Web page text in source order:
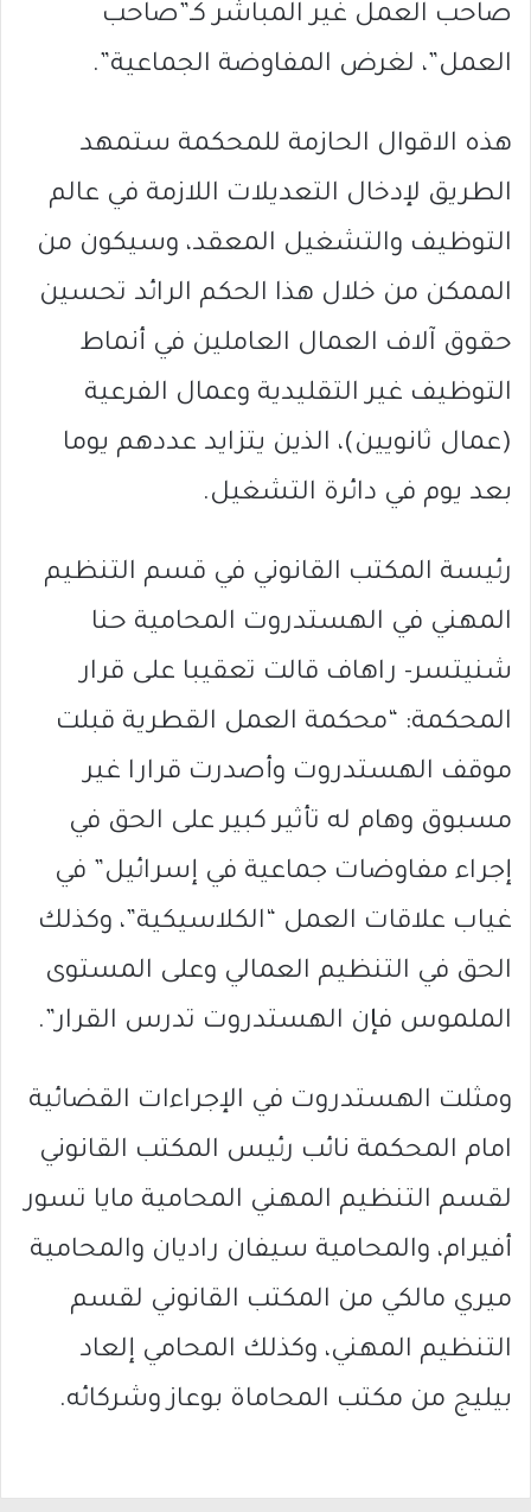
صاحب العمل غير المباشر كـ”صاحب
العمل”، لغرض المفاوضة الجماعية”.
هذه الاقوال الحازمة للمحكمة ستمهد
الطريق لإدخال التعديلات اللازمة في عالم
التوظيف والتشغيل المعقد، وسيكون من
الممكن من خلال هذا الحكم الرائد تحسين
حقوق آلاف العمال العاملين في أنماط
التوظيف غير التقليدية وعمال الفرعية
(عمال ثانويين)، الذين يتزايد عددهم يوما
بعد يوم في دائرة التشغيل.
رئيسة المكتب القانوني في قسم التنظيم
المهني في الهستدروت المحامية حنا
شنيتسر- راهاف قالت تعقيبا على قرار
المحكمة: “محكمة العمل القطرية قبلت
موقف الهستدروت وأصدرت قرارا غير
مسبوق وهام له تأثير كبير على الحق في
إجراء مفاوضات جماعية في إسرائيل” في
غياب علاقات العمل “الكلاسيكية”، وكذلك
الحق في التنظيم العمالي وعلى المستوى
الملموس فإن الهستدروت تدرس القرار”.
ومثلت الهستدروت في الإجراءات القضائية
امام المحكمة نائب رئيس المكتب القانوني
لقسم التنظيم المهني المحامية مايا تسور
أفيرام، والمحامية سيفان راديان والمحامية
ميري مالكي من المكتب القانوني لقسم
التنظيم المهني، وكذلك المحامي إلعاد
بيليج من مكتب المحاماة بوعاز وشركائه.